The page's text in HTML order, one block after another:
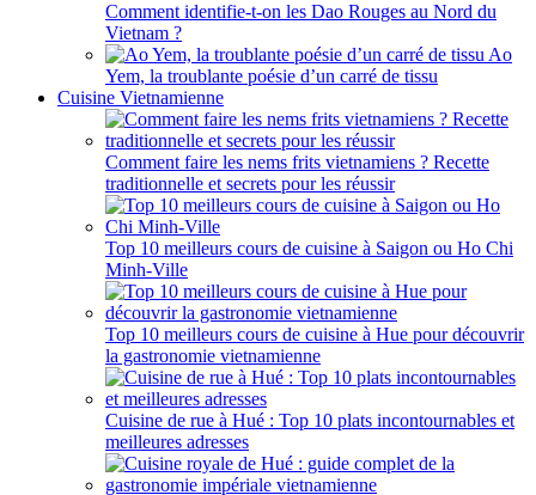
Comment identifie-t-on les Dao Rouges au Nord du
Vietnam ?
Ao
Yem, la troublante poésie d’un carré de tissu
Cuisine Vietnamienne
Comment faire les nems frits vietnamiens ? Recette
traditionnelle et secrets pour les réussir
Top 10 meilleurs cours de cuisine à Saigon ou Ho Chi
Minh-Ville
Top 10 meilleurs cours de cuisine à Hue pour découvrir
la gastronomie vietnamienne
Cuisine de rue à Hué : Top 10 plats incontournables et
meilleures adresses